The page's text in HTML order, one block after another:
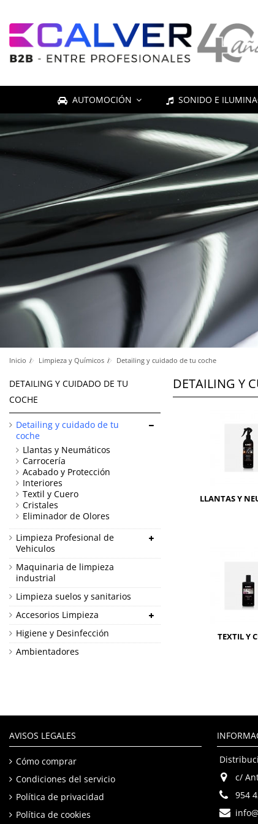
AUTOMOCIÓN SONIDO E
Inicio Limpieza y Químicos Detailing y cuidado de tu coche
DETAILING Y
LLANTAS Y
TEXTIL Y
DETAILING Y CUIDADO DE TU
COCHE
Detailing y cuidado de tu
coche
Llantas y Neumáticos
Carrocería
Acabado y Protección
Interiores
Textil y Cuero
Cristales
Eliminador de Olores
Limpieza Profesional de
Vehiculos
Maquinaria de limpieza
industrial
Limpieza suelos y sanitarios
Accesorios Limpieza
Higiene y Desinfección
Ambientadores
AVISOS LEGALES
Cómo comprar
Condiciones del servicio
Política de privacidad
Política de cookies
c/
954